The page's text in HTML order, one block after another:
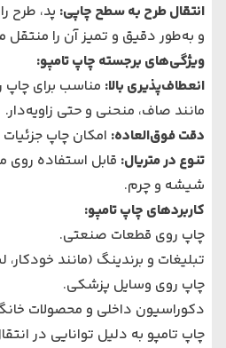
انتقال طرح به سطح چاپی: پد، طرح
و به‌طور دقیق و تمیز آن را منتقل
ویژگی‌های برجسته چاپ تامپو:
انعطاف‌پذیری بالا: مناسب برای چاپ
مانند صاف، منحنی و حتی زاویه‌دار.
دقت فوق‌العاده: امکان چاپ
تنوع در متریال: قابل استفاده روی
شیشه و چرم.
کاربردهای چاپ تامپو:
چاپ روی قطعات صنعتی.
تبلیغات و برندینگ (مانند
چاپ روی وسایل پزشکی.
دکوراسیون داخلی و محصولات
چاپ تامپو به دلیل توانایی در